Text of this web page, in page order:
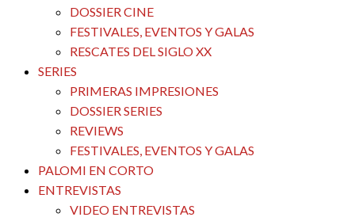
DOSSIER CINE
FESTIVALES, EVENTOS Y GALAS
RESCATES DEL SIGLO XX
SERIES
PRIMERAS IMPRESIONES
DOSSIER SERIES
REVIEWS
FESTIVALES, EVENTOS Y GALAS
PALOMI EN CORTO
ENTREVISTAS
VIDEO ENTREVISTAS